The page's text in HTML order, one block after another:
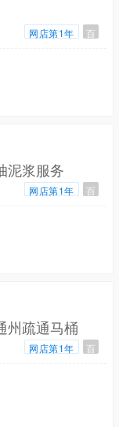
网店第1年 百
泥浆服务
网店第1年 百
州疏通马桶
网店第1年 百